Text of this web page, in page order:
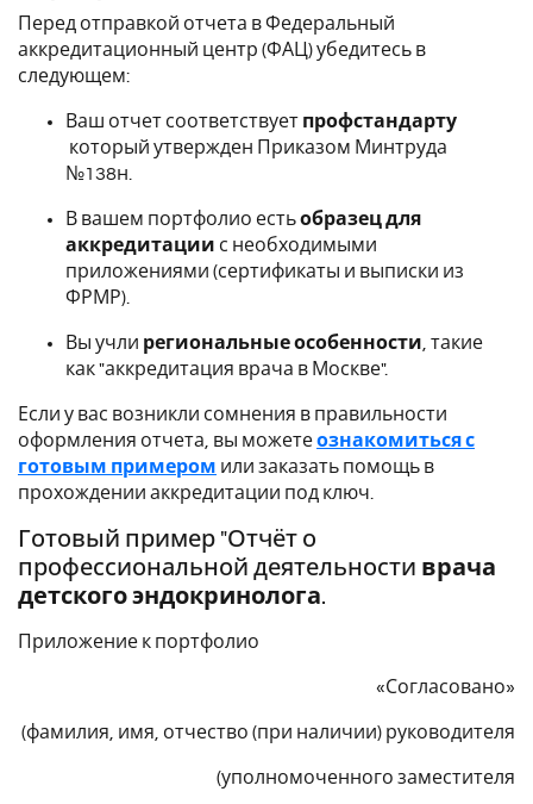
Перед отправкой отчета в Федеральный
аккредитационный центр (ФАЦ) убедитесь в
следующем:
Ваш отчет соответствует профстандарту
который утвержден Приказом Минтруда
№138н.
В вашем портфолио естьобразец для
аккредитации с необходимыми
приложениями (сертификаты и выписки из
ФРМР).
Вы учли региональные особенности , такие
как "аккредитация врача в Москве".
Если у вас возникли сомнения в правильности
оформления отчета, вы можетеознакомиться с
готовым примером или заказать помощь в
прохождении аккредитации под ключ.
Готовый пример "Отчёт о
профессиональной деятельности врача
детского эндокринолога.
Приложение к портфолио
«Согласовано»
(фамилия, имя, отчество (при наличии) руководителя
(уполномоченного заместителя